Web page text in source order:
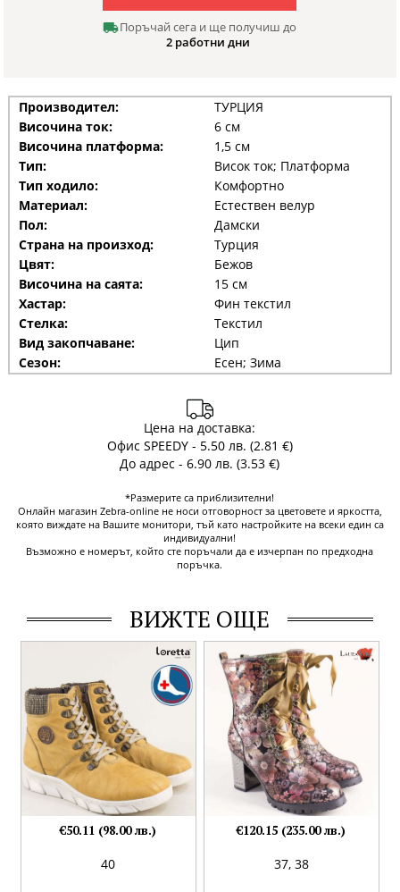
Поръчай сега и ще получиш до
2 работни дни
Производител:
ТУРЦИЯ
Височина ток:
6 см
Височина платформа:
1,5 см
Тип:
Висок ток; Платформа
Тип ходило:
Комфортно
Материал:
Естествен велур
Пол:
Дамски
Страна на произход:
Турция
Цвят:
Бежов
Височина на саята:
15 см
Хастар:
Фин текстил
Стелка:
Текстил
Вид закопчаване:
Цип
Сезон:
Есен; Зима
Цена на доставка:
Офис SPEEDY - 5.50 лв. (2.81 €)
До адрес - 6.90 лв. (3.53 €)
*Размерите са приблизителни!
Онлайн магазин Zebra-online не носи отговорност за цветовете и яркостта,
която виждате на Вашите монитори, тъй като настройките на всеки един са
индивидуални!
Възможно е номерът, който сте поръчали да е изчерпан по предходна
поръчка.
ВИЖТЕ ОЩЕ
40
€50.11 (98.00 лв.)
37, 38
€120.15 (235.00 лв.)